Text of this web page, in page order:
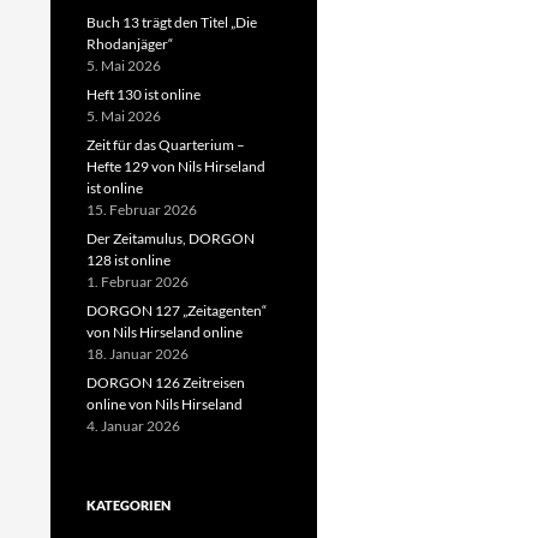
Buch 13 trägt den Titel „Die
Rhodanjäger“
5. Mai 2026
Heft 130 ist online
5. Mai 2026
Zeit für das Quarterium –
Hefte 129 von Nils Hirseland
ist online
15. Februar 2026
Der Zeitamulus, DORGON
128 ist online
1. Februar 2026
DORGON 127 „Zeitagenten“
von Nils Hirseland online
18. Januar 2026
DORGON 126 Zeitreisen
online von Nils Hirseland
4. Januar 2026
KATEGORIEN